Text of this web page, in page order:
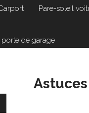
Pare-soleil
de garage
Astuces